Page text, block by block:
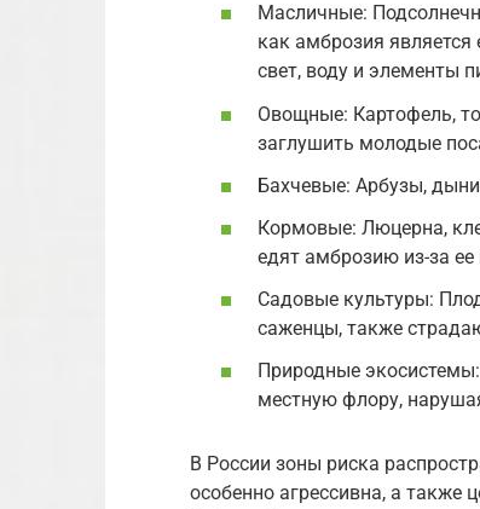
Масличные:
как амброзия является
свет, воду и элементы
Овощные: Картофель,
заглушить молодые
Бахчевые: Арбузы,
Кормовые: Люцерна,
едят амброзию из-за ее
Садовые культуры:
саженцы, также
Природные
местную флору,
В России зоны риска
особенно агрессивна, а также